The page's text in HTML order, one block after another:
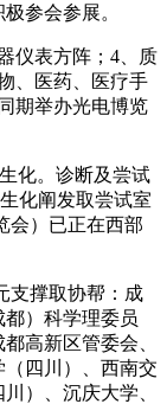
参会参展。
表方阵；4、质
、医药、医疗手
期举办光电博览
化。诊断及尝试
化阐发取尝试室
会）已正在西部
撑取协帮：成
）科学理委员
高新区管委会、
四川）、西南交
）、沉庆大学、